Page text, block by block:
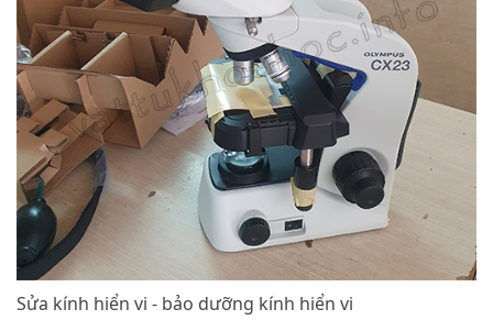
Sửa kính hiển vi - bảo dưỡng kính hiển vi